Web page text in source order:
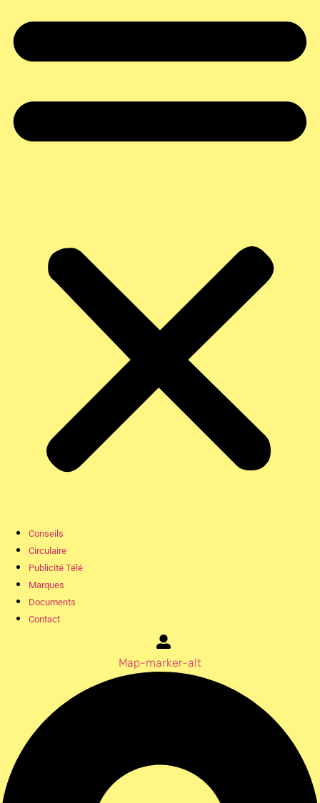
Conseils
Circulaire
Publicité Télé
Marques
Documents
Contact
Map-marker-alt